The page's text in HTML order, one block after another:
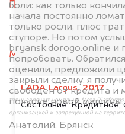
LADA Largus, 2017
Состояние:Кредитное,
боли: как только
начала постоянно
только росли, плюс
ступоре. Но потом
bryansk.dorogo.online и
попробовать.
оценили, предложили
закрыли сделку, я
свободен от кредита и
покупке новой машины.
Анатолий, Брянск
салон
2. Отправьте
+79584983298 по
MAX
или на
info@dorogo.online
*принадлежит компании Meta
организацией и запрещённой на